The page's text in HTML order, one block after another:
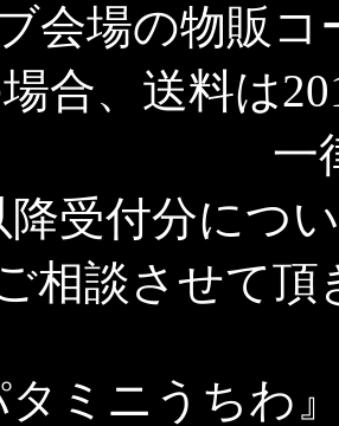
会場の物販
場合、送料は
一
降受付分につ
相談させて
タミニうちわ